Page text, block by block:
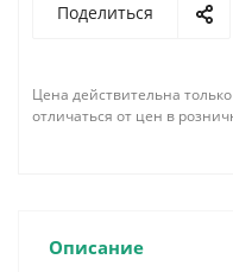
Поделиться
Цена действительна
отличаться от цен в
Описание